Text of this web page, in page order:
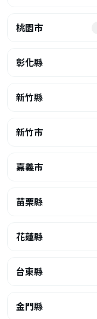
桃園市
彰化縣
新竹縣
新竹市
嘉義市
苗栗縣
花蓮縣
台東縣
金門縣